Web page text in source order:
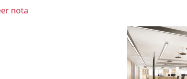
nota